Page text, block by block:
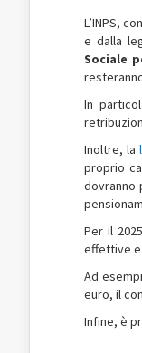
L’INPS,
e dalla
Sociale
In
Inoltre, la
proprio
dovranno
Per il
effettive e
Ad
euro, il
Infine, è